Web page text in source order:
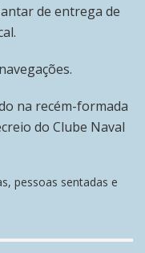
de entrega de
na recém-formada
do Clube Naval